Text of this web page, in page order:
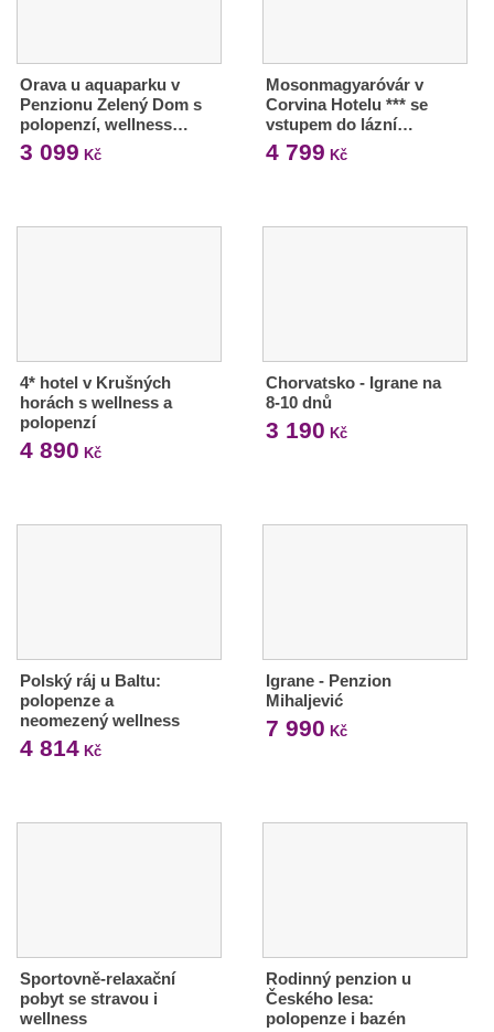
Orava u aquaparku v
Penzionu Zelený Dom s
polopenzí, wellness…
3 099 Kč
Mosonmagyaróvár v
Corvina Hotelu *** se
vstupem do lázní…
4 799 Kč
4* hotel v Krušných
horách s wellness a
polopenzí
4 890 Kč
Chorvatsko - Igrane na
8-10 dnů
3 190 Kč
Polský ráj u Baltu:
polopenze a
neomezený wellness
4 814 Kč
Igrane - Penzion
Mihaljević
7 990 Kč
Sportovně-relaxační
pobyt se stravou i
wellness
Rodinný penzion u
Českého lesa:
polopenze i bazén